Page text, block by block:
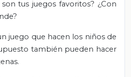
tus juegos favoritos? ¿Con
juego que hacen los niños de
también pueden hacer